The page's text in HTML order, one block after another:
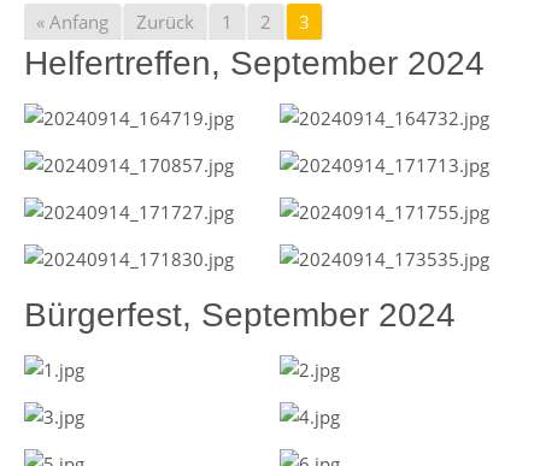
« Anfang Zurück 1 2 3
Helfertreffen, September 2024
Bürgerfest, September 2024